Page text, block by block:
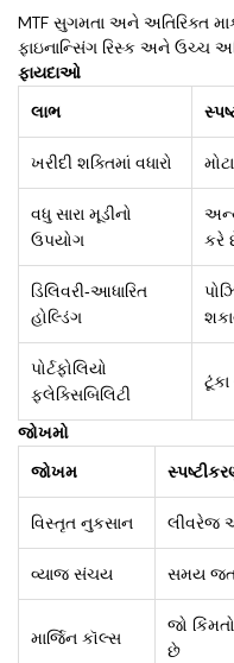
MTF સુગમતા અને અતિરિક્ત
ફાઇનાન્સિંગ રિસ્ક અને ઉચ્ચ
ફાયદાઓ
લાભ
ખરીદી શક્તિમાં વધારો
વધુ સારા મૂડીનો
ઉપયોગ
કરે
ડિલિવરી-આધારિત
હોલ્ડિંગ
પોર્ટફોલિયો
ફ્લેક્સિબિલિટી
જોખમો
જોખમ
વિસ્તૃત નુકસાન લીવરેજ
વ્યાજ સંચય સમય જતાં
માર્જિન કૉલ્સ
જો
છે